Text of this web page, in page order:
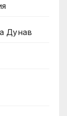
Дунав